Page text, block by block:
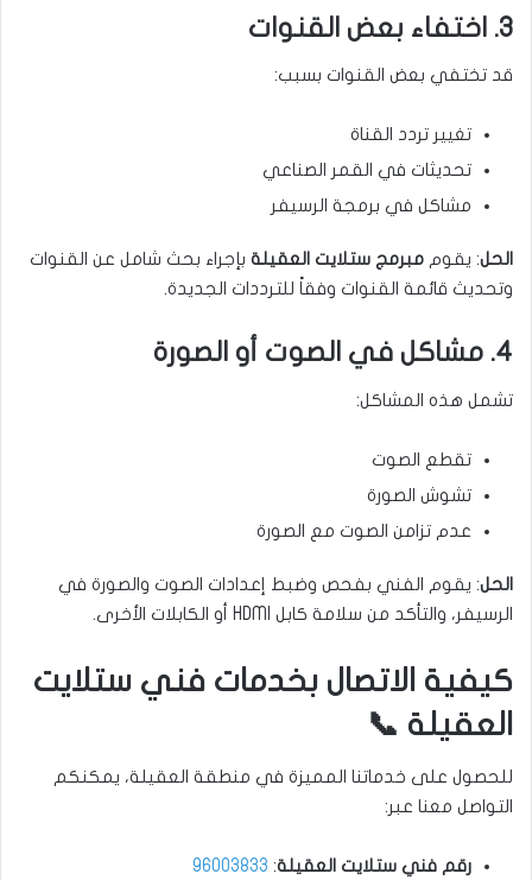
3. اختفاء بعض القنوات
قد تختفي بعض القنوات بسبب:
تغيير تردد القناة
تحديثات في القمر الصناعي
مشاكل في برمجة الرسيفر
الحل: يقوم مبرمج ستلايت العقيلة بإجراء بحث شامل عن القنوات
وتحديث قائمة القنوات وفقاً للترددات الجديدة.
4. مشاكل في الصوت أو الصورة
تشمل هذه المشاكل:
تقطع الصوت
تشوش الصورة
عدم تزامن الصوت مع الصورة
الحل: يقوم الفني بفحص وضبط إعدادات الصوت والصورة في
الرسيفر، والتأكد من سلامة كابل HDMI أو الكابلات الأخرى.
كيفية الاتصال بخدمات فني ستلايت
العقيلة 📞
للحصول على خدماتنا المميزة في منطقة العقيلة، يمكنكم
التواصل معنا عبر:
رقم فني ستلايت العقيلة:
96003833